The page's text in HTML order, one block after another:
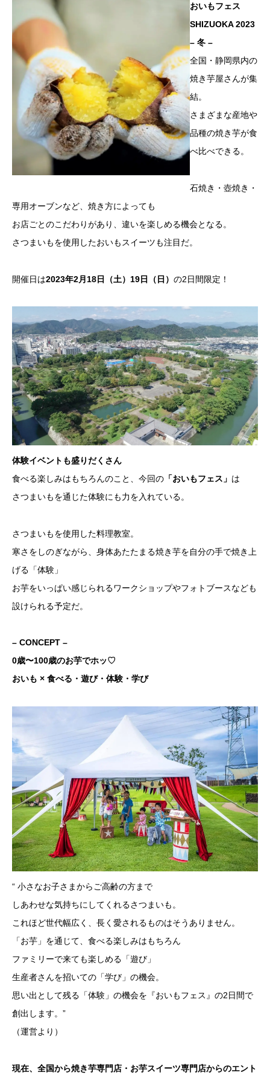
おいもフェス
SHIZUOKA 2023
– 冬 –
全国・静岡県内の
焼き芋屋さんが集
結。
さまざまな産地や
品種の焼き芋が食
べ比べできる。
石焼き・壺焼き・
専用オーブンなど、焼き方によっても
お店ごとのこだわりがあり、違いを楽しめる機会となる。
さつまいもを使用したおいもスイーツも注目だ。
開催日は2023年2月18日（土）19日（日） の2日間限定！
体験イベントも盛りだくさん
食べる楽しみはもちろんのこと、今回の 「おいもフェス」 は
さつまいもを通じた体験にも力を入れている。
さつまいもを使用した料理教室。
寒さをしのぎながら、身体あたたまる焼き芋を自分の手で焼き上
げる「体験」
お芋をいっぱい感じられるワークショップやフォトブースなども
設けられる予定だ。
– CONCEPT –
0歳〜100歳のお芋でホッ♡
おいも × 食べる・遊び・体験・学び
“ 小さなお子さまからご高齢の方まで
しあわせな気持ちにしてくれるさつまいも。
これほど世代幅広く、長く愛されるものはそうありません。
「お芋」を通じて、食べる楽しみはもちろん
ファミリーで来ても楽しめる「遊び」
生産者さんを招いての「学び」の機会。
思い出として残る「体験」の機会を『おいもフェス』の2日間で
創出します。”
（運営より）
現在、全国から焼き芋専門店・お芋スイーツ専門店からのエント